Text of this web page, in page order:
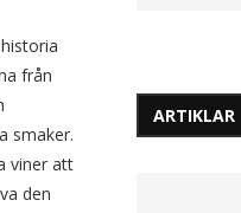
från
smaker.
viner att
den
ARTIKLAR